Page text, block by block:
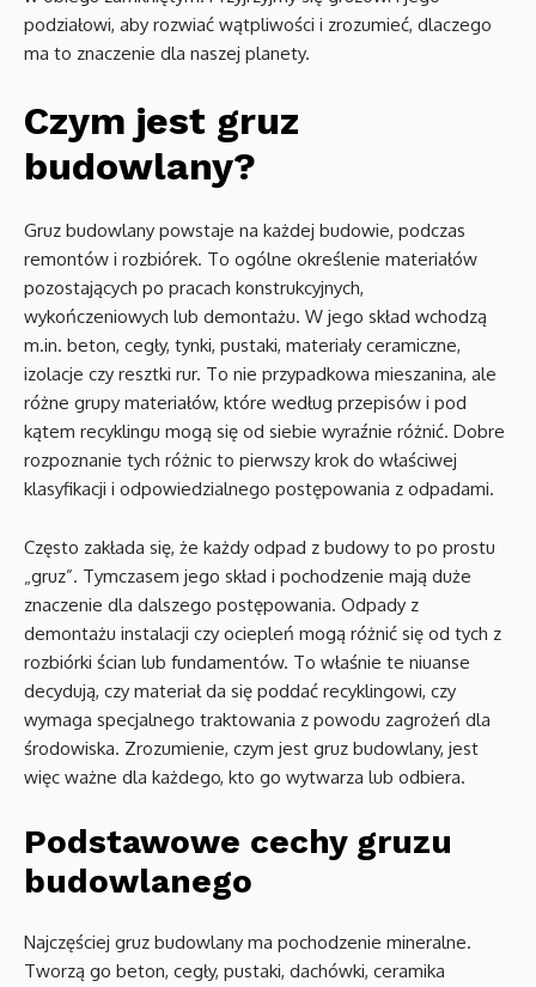
podziałowi, aby rozwiać wątpliwości i zrozumieć, dlaczego
ma to znaczenie dla naszej planety.
Czym jest gruz
budowlany?
Gruz budowlany powstaje na każdej budowie, podczas
remontów i rozbiórek. To ogólne określenie materiałów
pozostających po pracach konstrukcyjnych,
wykończeniowych lub demontażu. W jego skład wchodzą
m.in. beton, cegły, tynki, pustaki, materiały ceramiczne,
izolacje czy resztki rur. To nie przypadkowa mieszanina, ale
różne grupy materiałów, które według przepisów i pod
kątem recyklingu mogą się od siebie wyraźnie różnić. Dobre
rozpoznanie tych różnic to pierwszy krok do właściwej
klasyfikacji i odpowiedzialnego postępowania z odpadami.
Często zakłada się, że każdy odpad z budowy to po prostu
„gruz”. Tymczasem jego skład i pochodzenie mają duże
znaczenie dla dalszego postępowania. Odpady z
demontażu instalacji czy ociepleń mogą różnić się od tych z
rozbiórki ścian lub fundamentów. To właśnie te niuanse
decydują, czy materiał da się poddać recyklingowi, czy
wymaga specjalnego traktowania z powodu zagrożeń dla
środowiska. Zrozumienie, czym jest gruz budowlany, jest
więc ważne dla każdego, kto go wytwarza lub odbiera.
Podstawowe cechy gruzu
budowlanego
Najczęściej gruz budowlany ma pochodzenie mineralne.
Tworzą go beton, cegły, pustaki, dachówki, ceramika